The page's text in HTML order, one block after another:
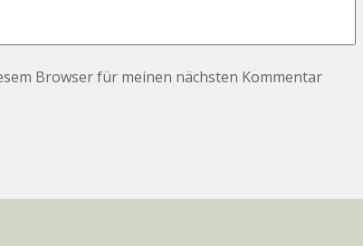
Browser für meinen nächsten Kommentar